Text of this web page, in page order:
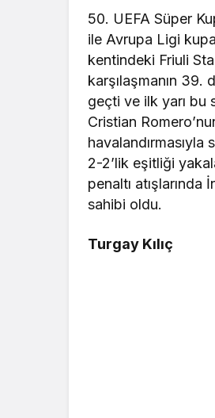
50. UEFA Süper
ile Avrupa Ligi
kentindeki Friuli
karşılaşmanın 39.
geçti ve ilk yarı bu
Cristian
2-2’lik eşitliği
penaltı
sahibi oldu.
Turgay Kılıç